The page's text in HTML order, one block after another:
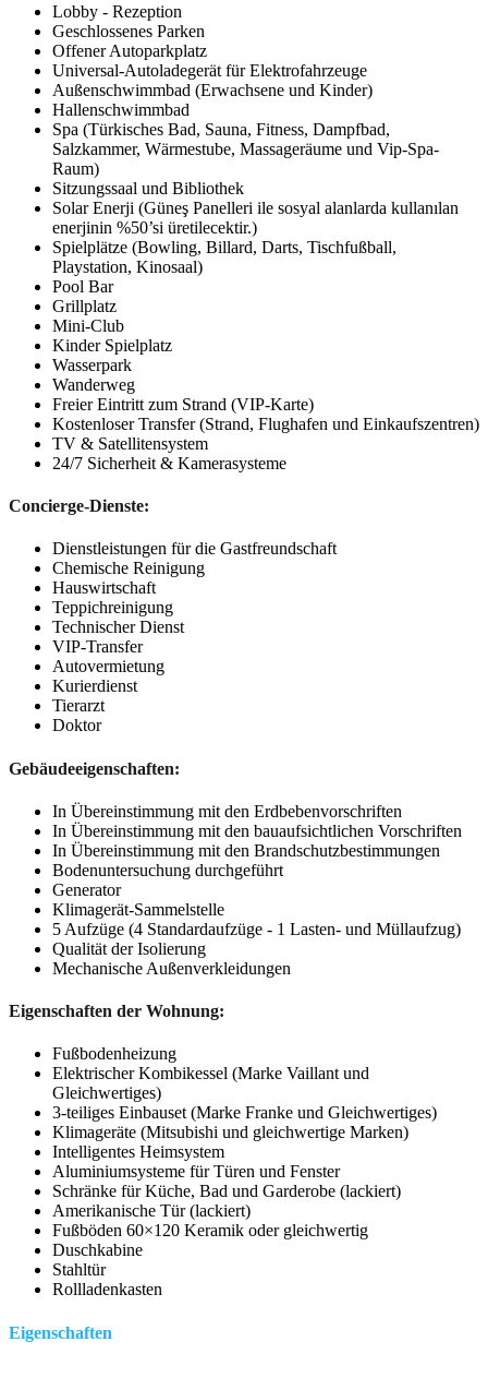
Lobby - Rezeption
Geschlossenes Parken
Offener Autoparkplatz
Universal-Autoladegerät für Elektrofahrzeuge
Außenschwimmbad (Erwachsene und Kinder)
Hallenschwimmbad
Spa (Türkisches Bad, Sauna, Fitness, Dampfbad,
Salzkammer, Wärmestube, Massageräume und Vip-Spa-
Raum)
Sitzungssaal und Bibliothek
Solar Enerji (Güneş Panelleri ile sosyal alanlarda kullanılan
enerjinin %50’si üretilecektir.)
Spielplätze (Bowling, Billard, Darts, Tischfußball,
Playstation, Kinosaal)
Pool Bar
Grillplatz
Mini-Club
Kinder Spielplatz
Wasserpark
Wanderweg
Freier Eintritt zum Strand (VIP-Karte)
Kostenloser Transfer (Strand, Flughafen und Einkaufszentren)
TV & Satellitensystem
24/7 Sicherheit & Kamerasysteme
Concierge-Dienste:
Dienstleistungen für die Gastfreundschaft
Chemische Reinigung
Hauswirtschaft
Teppichreinigung
Technischer Dienst
VIP-Transfer
Autovermietung
Kurierdienst
Tierarzt
Doktor
Gebäudeeigenschaften:
In Übereinstimmung mit den Erdbebenvorschriften
In Übereinstimmung mit den bauaufsichtlichen Vorschriften
In Übereinstimmung mit den Brandschutzbestimmungen
Bodenuntersuchung durchgeführt
Generator
Klimagerät-Sammelstelle
5 Aufzüge (4 Standardaufzüge - 1 Lasten- und Müllaufzug)
Qualität der Isolierung
Mechanische Außenverkleidungen
Eigenschaften der Wohnung:
Fußbodenheizung
Elektrischer Kombikessel (Marke Vaillant und
Gleichwertiges)
3-teiliges Einbauset (Marke Franke und Gleichwertiges)
Klimageräte (Mitsubishi und gleichwertige Marken)
Intelligentes Heimsystem
Aluminiumsysteme für Türen und Fenster
Schränke für Küche, Bad und Garderobe (lackiert)
Amerikanische Tür (lackiert)
Fußböden 60×120 Keramik oder gleichwertig
Duschkabine
Stahltür
Rollladenkasten
Eigenschaften